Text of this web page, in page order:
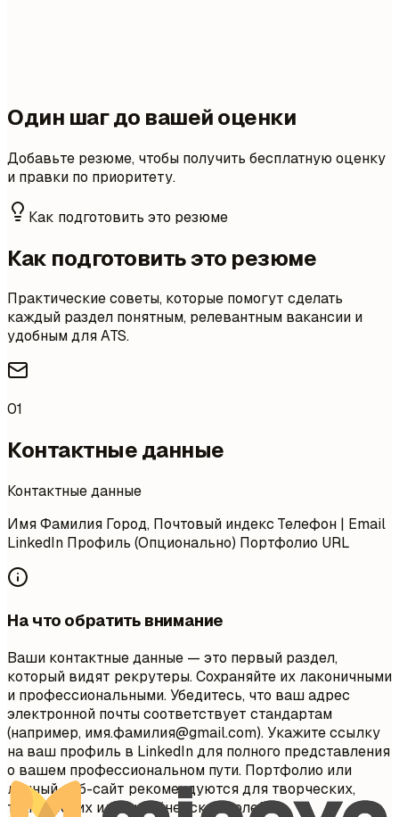
Один шаг до вашей оценки
Добавьте резюме, чтобы получить бесплатную оценку
и правки по приоритету.
Как подготовить это резюме
Как подготовить это резюме
Практические советы, которые помогут сделать
каждый раздел понятным, релевантным вакансии и
удобным для ATS.
01
Контактные данные
Контактные данные
Имя Фамилия Город, Почтовый индекс Телефон | Email
LinkedIn Профиль (Опционально) Портфолио URL
На что обратить внимание
Ваши контактные данные — это первый раздел,
который видят рекрутеры. Сохраняйте их лаконичными
и профессиональными. Убедитесь, что ваш адрес
электронной почты соответствует стандартам
(например, имя.фамилия@gmail.com). Укажите ссылку
на ваш профиль в LinkedIn для полного представления
о вашем профессиональном пути. Портфолио или
личный веб-сайт рекомендуются для творческих,
технических или дизайнерских ролей.